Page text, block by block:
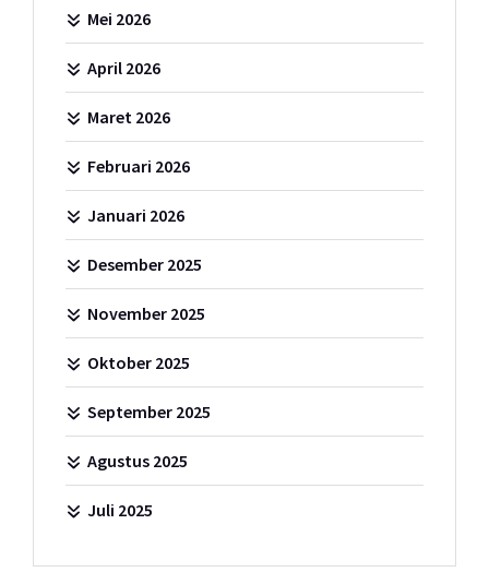
Mei 2026
April 2026
Maret 2026
Februari 2026
Januari 2026
Desember 2025
November 2025
Oktober 2025
September 2025
Agustus 2025
Juli 2025